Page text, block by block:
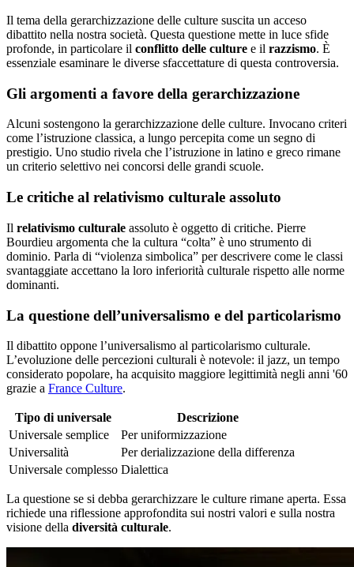
Il tema della gerarchizzazione delle culture suscita un acceso
dibattito nella nostra società. Questa questione mette in luce sfide
profonde, in particolare il conflitto delle culture e il razzismo. È
essenziale esaminare le diverse sfaccettature di questa controversia.
Gli argomenti a favore della gerarchizzazione
Alcuni sostengono la gerarchizzazione delle culture. Invocano criteri
come l’istruzione classica, a lungo percepita come un segno di
prestigio. Uno studio rivela che l’istruzione in latino e greco rimane
un criterio selettivo nei concorsi delle grandi scuole.
Le critiche al relativismo culturale assoluto
Il relativismo culturale assoluto è oggetto di critiche. Pierre
Bourdieu argomenta che la cultura “colta” è uno strumento di
dominio. Parla di “violenza simbolica” per descrivere come le classi
svantaggiate accettano la loro inferiorità culturale rispetto alle norme
dominanti.
La questione dell’universalismo e del particolarismo
Il dibattito oppone l’universalismo al particolarismo culturale.
L’evoluzione delle percezioni culturali è notevole: il jazz, un tempo
considerato popolare, ha acquisito maggiore legittimità negli anni '60
grazie a France Culture.
Tipo di universale
Descrizione
Universale semplice
Per uniformizzazione
Universalità
Per derializzazione della differenza
Universale complesso Dialettica
La questione se si debba gerarchizzare le culture rimane aperta. Essa
richiede una riflessione approfondita sui nostri valori e sulla nostra
visione della diversità culturale.